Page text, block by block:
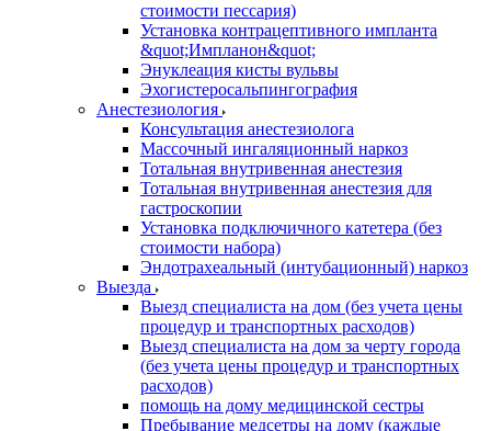
стоимости пессария)
Установка контрацептивного импланта
&quot;Импланон&quot;
Энуклеация кисты вульвы
Эхогистеросальпингография
Анестезиология
Консультация анестезиолога
Массочный ингаляционный наркоз
Тотальная внутривенная анестезия
Тотальная внутривенная анестезия для
гастроскопии
Установка подключичного катетера (без
стоимости набора)
Эндотрахеальный (интубационный) наркоз
Выезда
Выезд специалиста на дом (без учета цены
процедур и транспортных расходов)
Выезд специалиста на дом за черту города
(без учета цены процедур и транспортных
расходов)
помощь на дому медицинской сестры
Пребывание медсетры на дому (каждые